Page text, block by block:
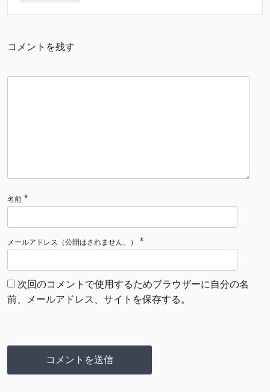
コメントを残す
名前 *
メールアドレス（公開はされません。） *
次回のコメントで使用するためブラウザーに自分の名
前、メールアドレス、サイトを保存する。